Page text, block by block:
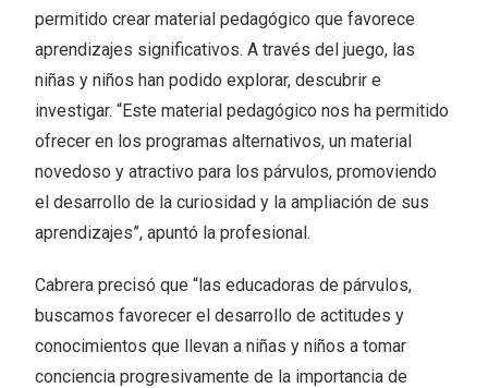
permitido crear material pedagógico que favorece
aprendizajes significativos. A través del juego, las
niñas y niños han podido explorar, descubrir e
investigar. “Este material pedagógico nos ha permitido
ofrecer en los programas alternativos, un material
novedoso y atractivo para los párvulos, promoviendo
el desarrollo de la curiosidad y la ampliación de sus
aprendizajes”, apuntó la profesional.
Cabrera precisó que “las educadoras de párvulos,
buscamos favorecer el desarrollo de actitudes y
conocimientos que llevan a niñas y niños a tomar
conciencia progresivamente de la importancia de